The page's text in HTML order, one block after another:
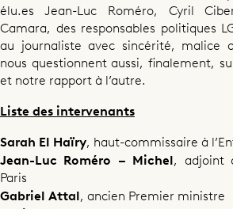
Homos en politique, le
élu.es Jean-Luc Roméro, Cyril
Camara, des responsables politiques
au journaliste avec sincérité, malice
nous questionnent aussi, finalement,
et notre rapport à l’autre.
Liste des intervenants
Sarah El Haïry, haut-commissaire à
Jean-Luc Roméro – Michel, adjoint
Paris
Gabriel Attal, ancien Premier ministre